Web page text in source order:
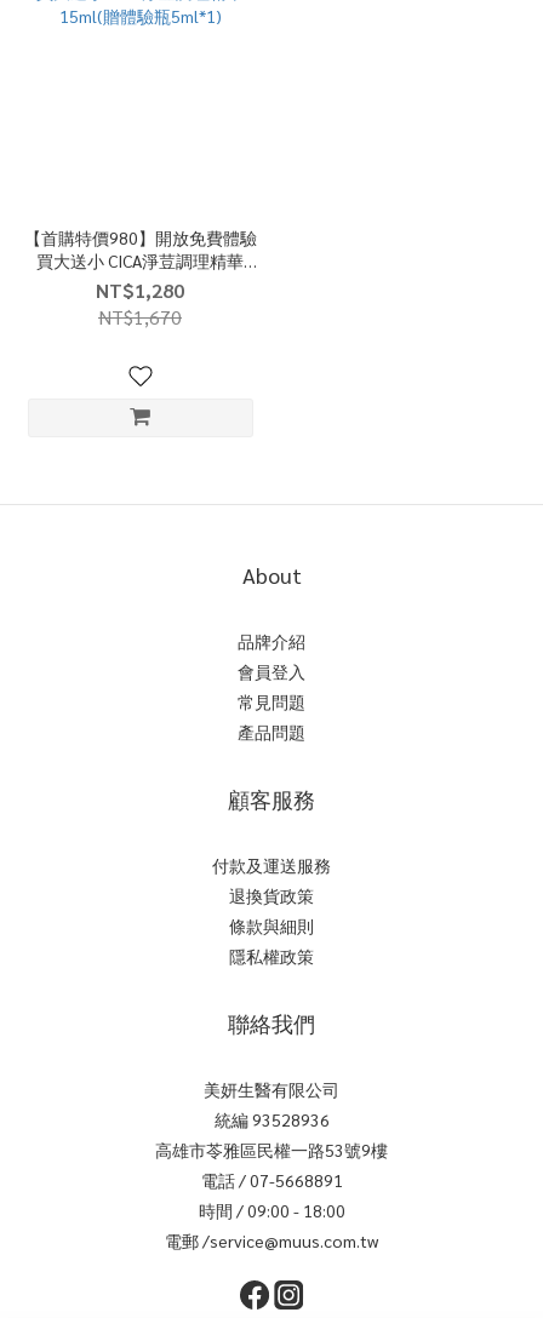
【首購特價980】開放免費體驗
買大送小 CICA淨荳調理精華
15ml(贈體驗瓶5ml*1)
NT$1,280
NT$1,670
About
品牌介紹
會員登入
常見問題
產品問題
顧客服務
付款及運送服務
退換貨政策
條款與細則
隱私權政策
聯絡我們
美妍生醫有限公司
統編 93528936
高雄市苓雅區民權一路53號9樓
電話 / 07-5668891
時間 / 09:00 - 18:00
電郵 /service@muus.com.tw